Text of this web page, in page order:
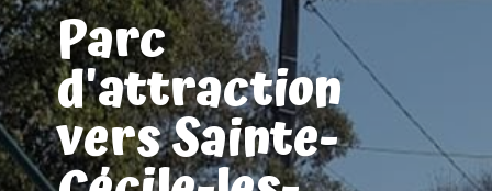
Parc
d'attraction
vers Sainte-